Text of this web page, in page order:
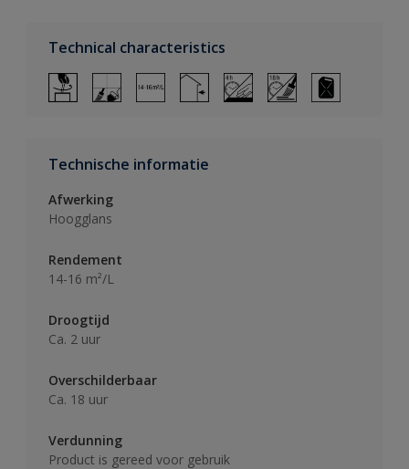
Technical characteristics
Technische informatie
Afwerking
Hoogglans
Rendement
14-16 m²/L
Droogtijd
Ca. 2 uur
Overschilderbaar
Ca. 18 uur
Verdunning
Product is gereed voor gebruik